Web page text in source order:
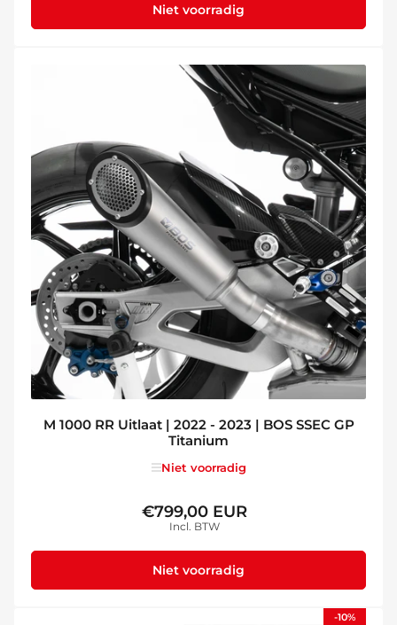
Niet voorradig
M 1000 RR Uitlaat | 2022 - 2023 | BOS SSEC GP
Titanium
Niet voorradig
Normale
prijs
€799,00 EUR
Incl. BTW
Niet voorradig
-10%